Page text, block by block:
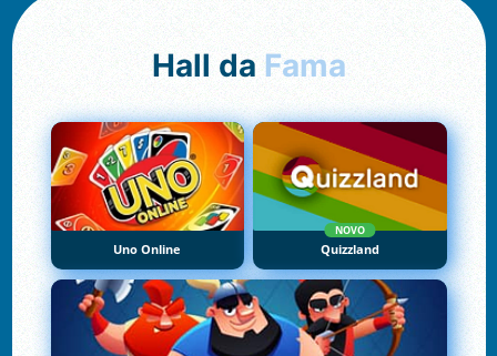
Hall da Fama
Uno Online
NOVO
Quizzland